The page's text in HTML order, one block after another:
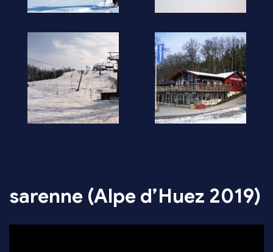
sarenne (Alpe d’Huez 2019)